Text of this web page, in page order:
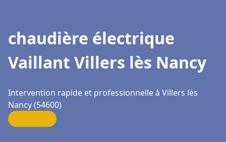
chaudière électrique
Vaillant Villers lès Nancy
Intervention rapide et professionnelle à Villers lès
Nancy (54600)